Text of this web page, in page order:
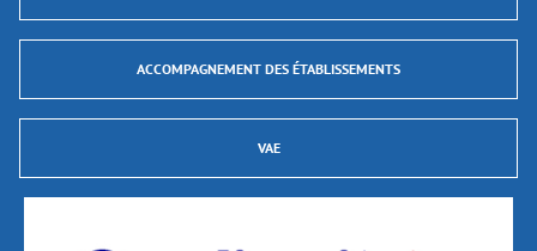
ACCOMPAGNEMENT DES ÉTABLISSEMENTS
VAE